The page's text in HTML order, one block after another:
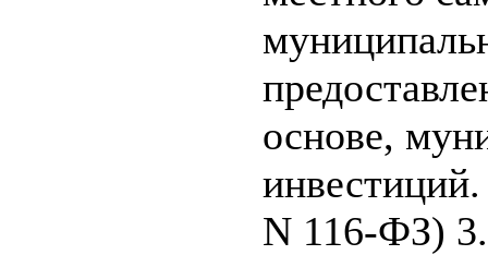
основе,
N 116-ФЗ)